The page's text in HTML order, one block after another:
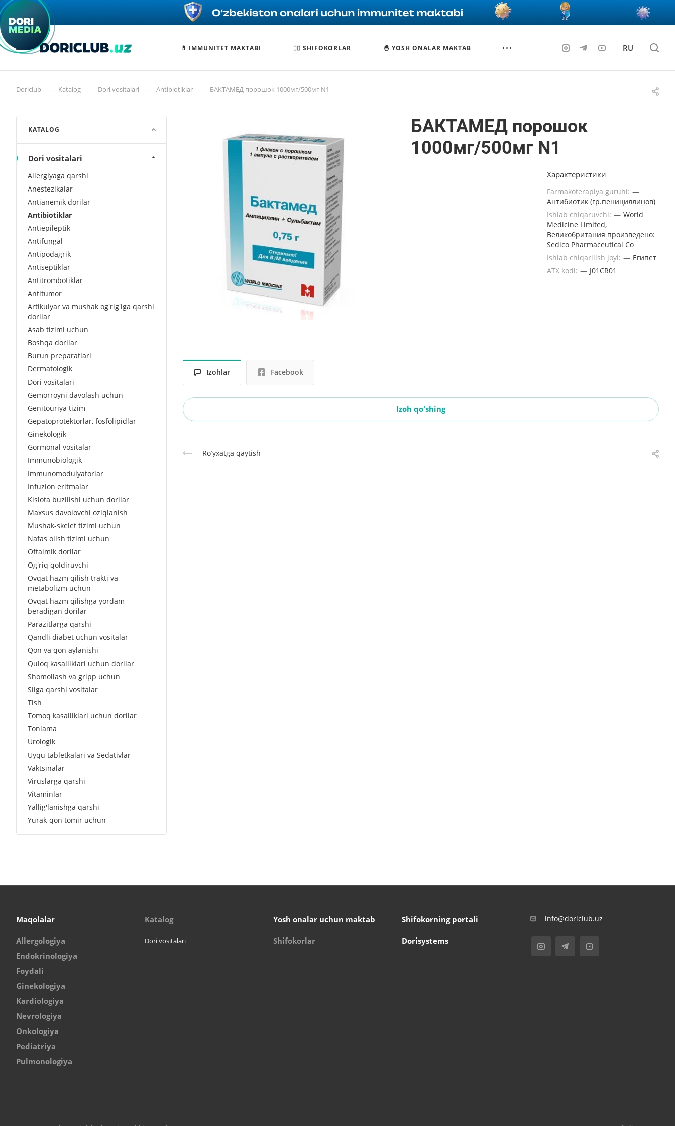
💊 IMMUNITET MAKTABI 🧑‍⚕️ SHIFOKORLAR 🐣 YOSH ONALAR MAKTAB RU
Doriclub — Katalog — Dori vositalari — Antibiotiklar — БАКТАМЕД порошок 1000мг/500мг N1
БАКТАМЕД порошок
1000мг/500мг N1
Характеристики
Farmakoterapiya guruhi: —
Антибиотик (гр.пенициллинов)
Ishlab chiqaruvchi: — World
Medicine Limited,
Великобритания произведено:
Sedico Pharmaceutical Co
Ishlab chiqarilish joyi: — Египет
ATX kodi: — J01CR01
Izohlar Facebook
Izoh qo'shing
Roʻyxatga qaytish
KATALOG
Dori vositalari
Allergiyaga qarshi
Anestezikalar
Antianemik dorilar
Antibiotiklar
Antiepileptik
Antifungal
Antipodagrik
Antiseptiklar
Antitrombotiklar
Antitumor
Artikulyar va mushak og'rig'iga qarshi
dorilar
Asab tizimi uchun
Boshqa dorilar
Burun preparatlari
Dermatologik
Dori vositalari
Gemorroyni davolash uchun
Genitouriya tizim
Gepatoprotektorlar, fosfolipidlar
Ginekologik
Gormonal vositalar
Immunobiologik
Immunomodulyatorlar
Infuzion eritmalar
Kislota buzilishi uchun dorilar
Maxsus davolovchi oziqlanish
Mushak-skelet tizimi uchun
Nafas olish tizimi uchun
Oftalmik dorilar
Og'riq qoldiruvchi
Ovqat hazm qilish trakti va
metabolizm uchun
Ovqat hazm qilishga yordam
beradigan dorilar
Parazitlarga qarshi
Qandli diabet uchun vositalar
Qon va qon aylanishi
Quloq kasalliklari uchun dorilar
Shomollash va gripp uchun
Silga qarshi vositalar
Tish
Tomoq kasalliklari uchun dorilar
Tonlama
Urologik
Uyqu tabletkalari va Sedativlar
Vaktsinalar
Viruslarga qarshi
Vitaminlar
Yallig'lanishga qarshi
Yurak-qon tomir uchun
Maqolalar
Allergologiya
Endokrinologiya
Foydali
Ginekologiya
Kardiologiya
Nevrologiya
Onkologiya
Pediatriya
Pulmonologiya
Katalog
Dori vositalari
Yosh onalar uchun maktab
Shifokorlar
Shifokorning portali
Dorisystems
info@doriclub.uz